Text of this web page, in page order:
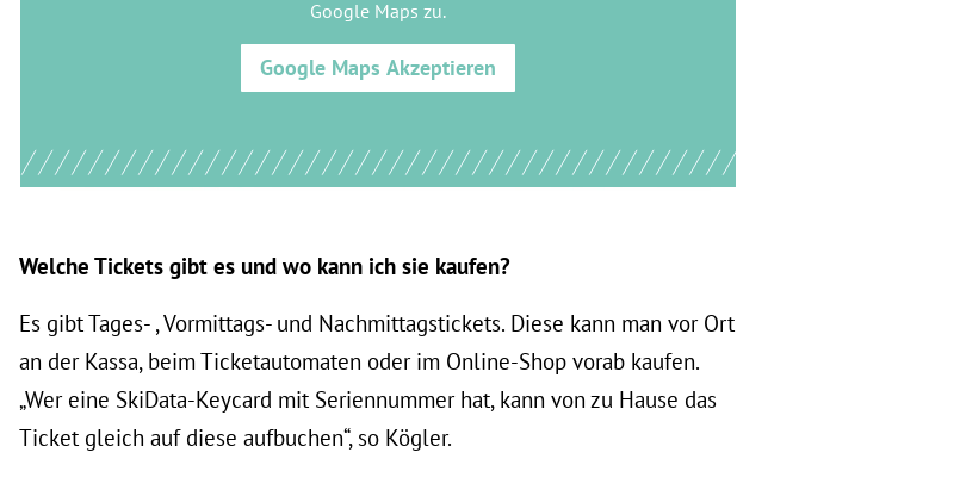
Google Maps zu.
Google Maps Akzeptieren
Welche Tickets gibt es und wo kann ich sie kaufen?
Es gibt Tages- , Vormittags- und Nachmittagstickets. Diese kann man vor Ort
an der Kassa, beim Ticketautomaten oder im Online-Shop vorab kaufen.
„Wer eine SkiData-Keycard mit Seriennummer hat, kann von zu Hause das
Ticket gleich auf diese aufbuchen“, so Kögler.